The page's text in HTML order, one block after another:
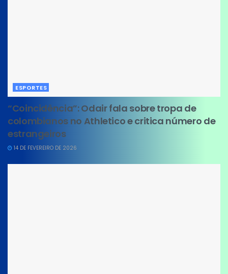
ESPORTES
“Coincidência”: Odair fala sobre tropa de
colombianos no Athletico e critica número de
estrangeiros
14 DE FEVEREIRO DE 2026